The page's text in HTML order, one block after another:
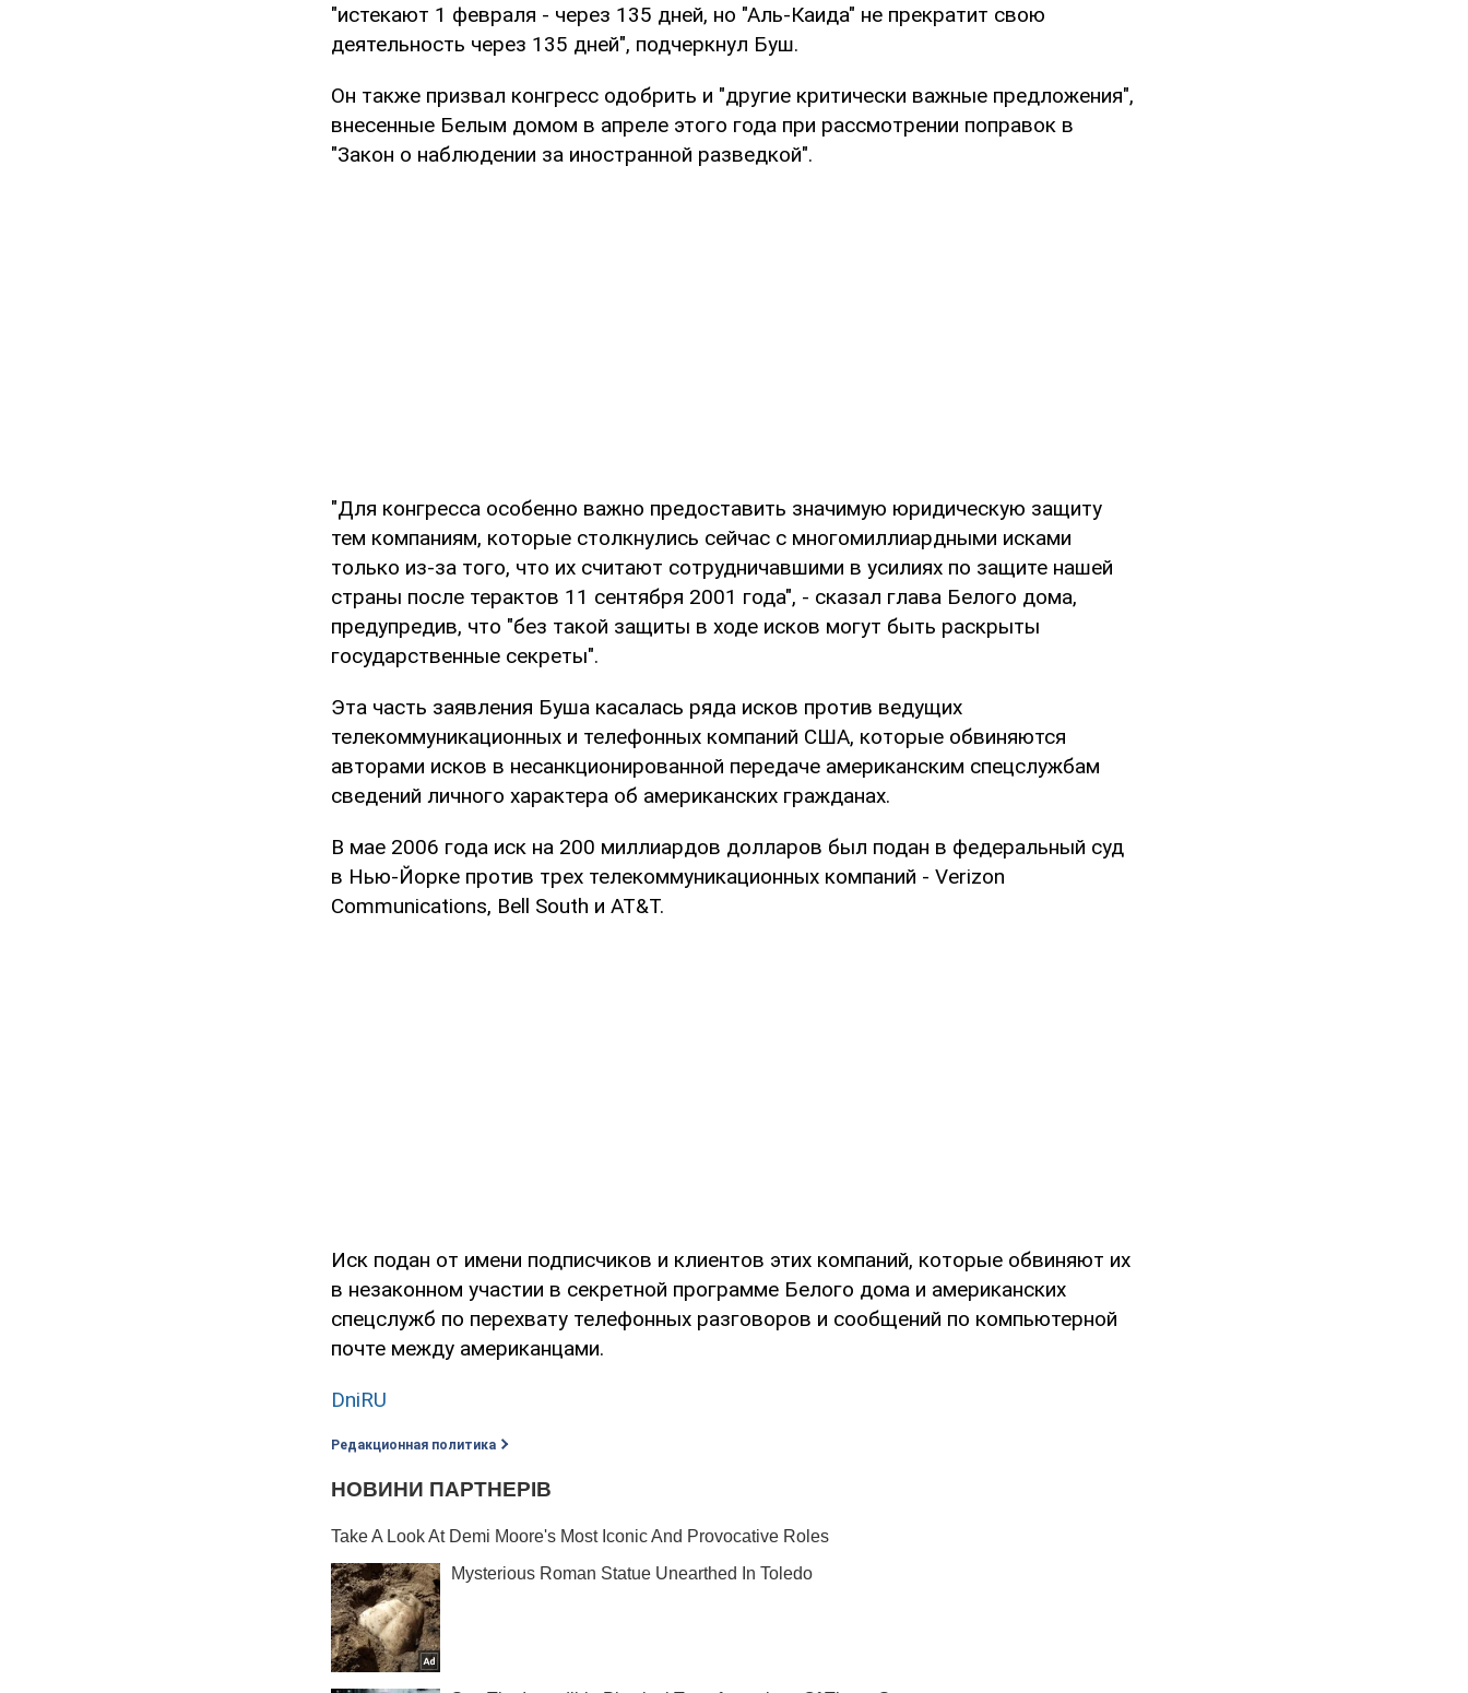
"истекают 1 февраля - через 135 дней, но "Аль-Каида" не прекратит свою
деятельность через 135 дней", подчеркнул Буш.
Он также призвал конгресс одобрить и "другие критически важные предложения",
внесенные Белым домом в апреле этого года при рассмотрении поправок в
"Закон о наблюдении за иностранной разведкой".
"Для конгресса особенно важно предоставить значимую юридическую защиту
тем компаниям, которые столкнулись сейчас с многомиллиардными исками
только из-за того, что их считают сотрудничавшими в усилиях по защите нашей
страны после терактов 11 сентября 2001 года", - сказал глава Белого дома,
предупредив, что "без такой защиты в ходе исков могут быть раскрыты
государственные секреты".
Эта часть заявления Буша касалась ряда исков против ведущих
телекоммуникационных и телефонных компаний США, которые обвиняются
авторами исков в несанкционированной передаче американским спецслужбам
сведений личного характера об американских гражданах.
В мае 2006 года иск на 200 миллиардов долларов был подан в федеральный суд
в Нью-Йорке против трех телекоммуникационных компаний - Verizon
Communications, Bell South и AT&T.
Иск подан от имени подписчиков и клиентов этих компаний, которые обвиняют их
в незаконном участии в секретной программе Белого дома и американских
спецслужб по перехвату телефонных разговоров и сообщений по компьютерной
почте между американцами.
DniRU
Редакционная политика